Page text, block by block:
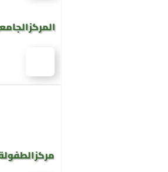
المركز
مركز